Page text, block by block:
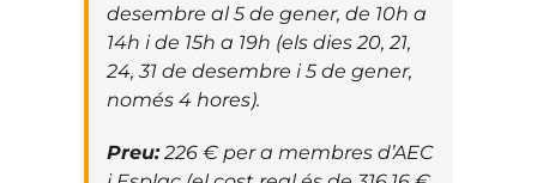
desembre al 5 de gener, de 10h a
14h i de 15h a 19h (els dies 20, 21,
24, 31 de desembre i 5 de gener,
només 4 hores).
Preu:226 € per a membres d’AEC